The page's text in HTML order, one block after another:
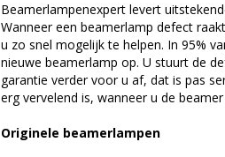
Beamerlampenexpert levert
Wanneer een beamerlamp defect
u zo snel mogelijk te helpen. In 95%
nieuwe beamerlamp op. U stuurt de
garantie verder voor u af, dat is pas
erg vervelend is, wanneer u de
Originele beamerlampen